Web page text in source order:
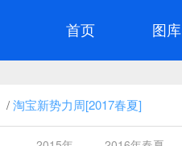
首页 图库
/淘宝新势力周[2017春夏]